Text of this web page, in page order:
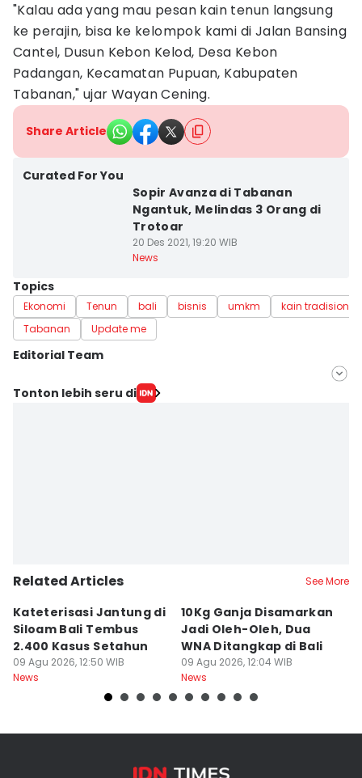
"Kalau ada yang mau pesan kain tenun langsung
ke perajin, bisa ke kelompok kami di Jalan Bansing
Cantel, Dusun Kebon Kelod, Desa Kebon
Padangan, Kecamatan Pupuan, Kabupaten
Tabanan," ujar Wayan Cening.
Share Article
Curated For You
Sopir Avanza di Tabanan
Ngantuk, Melindas 3 Orang di
Trotoar
20 Des 2021, 19:20 WIB
News
Topics
Ekonomi Tenun bali bisnis umkm
kain tradisional
Tabanan
Update me
Editorial Team
Editor
Tonton lebih seru di
Related Articles See More
Kateterisasi Jantung di
Siloam Bali Tembus
2.400 Kasus Setahun
09 Agu 2026, 12:50 WIB
News
10Kg Ganja Disamarkan
Jadi Oleh-Oleh, Dua
WNA Ditangkap di Bali
09 Agu 2026, 12:04 WIB
News